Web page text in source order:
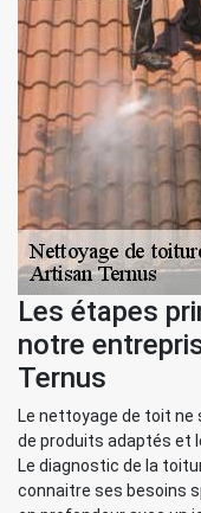
Les étapes
notre
Ternus
Le nettoyage de toit ne
de produits adaptés et
Le diagnostic de la
connaitre ses besoins